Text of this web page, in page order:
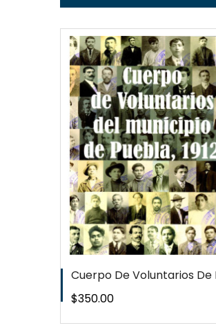
Cuerpo De Voluntarios De
Precio
$350.00
QUICKVIEW
WISHLIST